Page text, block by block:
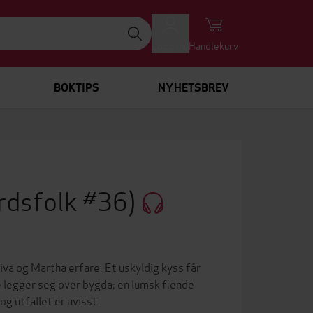
Handlekurv
BOKTIPS NYHETSBREV
#36)
og Martha erfare. Et uskyldig kyss får
seg over bygda; en lumsk fiende
utfallet er uvisst.